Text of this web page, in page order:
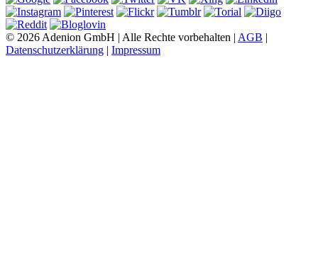
© 2026 Adenion GmbH | Alle Rechte vorbehalten | AGB |
Datenschutzerklärung | Impressum